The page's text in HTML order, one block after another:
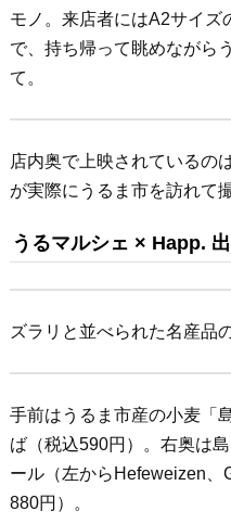
モノ。来店者にはA2サイズ
で、持ち帰って眺めながら
て。
店内奥で上映されているの
が実際にうるま市を訪れて
うるマルシェ × Happ.
ズラリと並べられた名産品
手前はうるま市産の小麦「
ば（税込590円）。右奥は
ール（左からHefeweizen、
880円）。